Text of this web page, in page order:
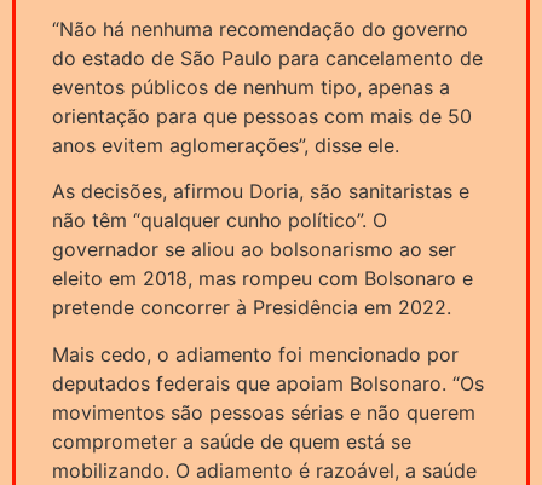
“Não há nenhuma recomendação do governo
do estado de São Paulo para cancelamento de
eventos públicos de nenhum tipo, apenas a
orientação para que pessoas com mais de 50
anos evitem aglomerações”, disse ele.
As decisões, afirmou Doria, são sanitaristas e
não têm “qualquer cunho político”. O
governador se aliou ao bolsonarismo ao ser
eleito em 2018, mas rompeu com Bolsonaro e
pretende concorrer à Presidência em 2022.
Mais cedo, o adiamento foi mencionado por
deputados federais que apoiam Bolsonaro. “Os
movimentos são pessoas sérias e não querem
comprometer a saúde de quem está se
mobilizando. O adiamento é razoável, a saúde